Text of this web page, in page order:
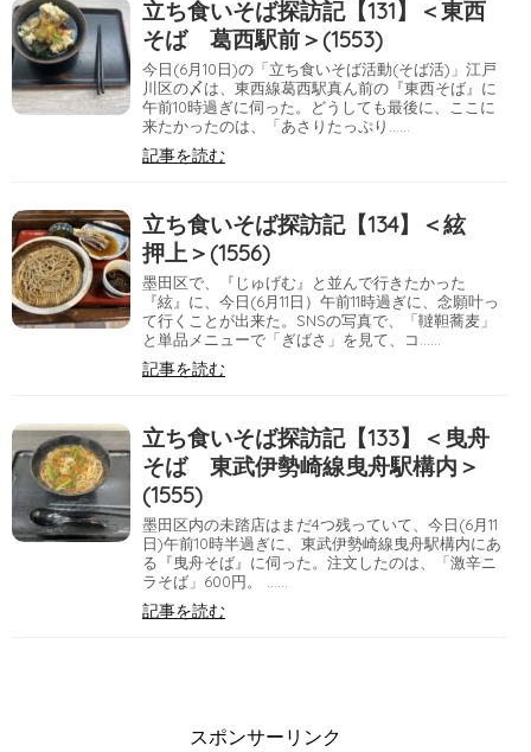
立ち食いそば探訪記【131】＜東西
そば 葛西駅前＞(1553)
今日(6月10日)の「立ち食いそば活動(そば活)」江戸
川区の〆は、東西線葛西駅真ん前の『東西そば』に
午前10時過ぎに伺った。どうしても最後に、ここに
来たかったのは、「あさりたっぷり……
記事を読む
立ち食いそば探訪記【134】＜絃
押上＞(1556)
墨田区で、『じゅげむ』と並んで行きたかった
『絃』に、今日(6月11日）午前11時過ぎに、念願叶っ
て行くことが出来た。SNSの写真で、「韃靼蕎麦」
と単品メニューで「ぎばさ」を見て、コ……
記事を読む
立ち食いそば探訪記【133】＜曳舟
そば 東武伊勢崎線曳舟駅構内＞
(1555)
墨田区内の未踏店はまだ4つ残っていて、今日(6月11
日)午前10時半過ぎに、東武伊勢崎線曳舟駅構内にあ
る『曳舟そば』に伺った。注文したのは、「激辛ニ
ラそば」600円。 ……
記事を読む
スポンサーリンク